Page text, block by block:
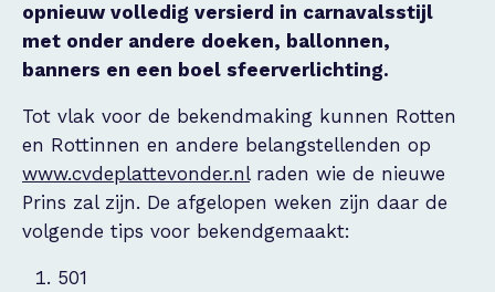
opnieuw volledig versierd in carnavalsstijl
met onder andere doeken, ballonnen,
banners en een boel sfeerverlichting.
Tot vlak voor de bekendmaking kunnen Rotten
en Rottinnen en andere belangstellenden op
www.cvdeplattevonder.nlraden wie de nieuwe
Prins zal zijn. De afgelopen weken zijn daar de
volgende tips voor bekendgemaakt:
501